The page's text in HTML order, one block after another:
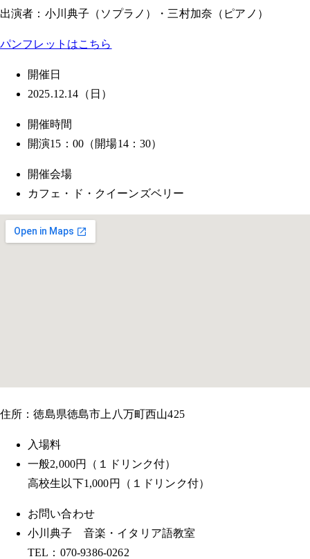
出演者：小川典子（ソプラノ）・三村加奈（ピアノ）
パンフレットはこちら
開催日
2025.12.14（日）
開催時間
開演15：00（開場14：30）
開催会場
カフェ・ド・クイーンズベリー
住所：徳島県徳島市上八万町西山425
入場料
一般2,000円（１ドリンク付）
高校生以下1,000円（１ドリンク付）
お問い合わせ
小川典子 音楽・イタリア語教室
TEL：070-9386-0262